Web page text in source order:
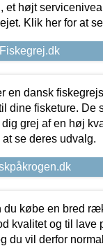
et højt
Klik her for at
en dansk
dine fisketure.
grej af en høj
se deres udvalg.
du købe en bred
kvalitet og til lave
du vil derfor